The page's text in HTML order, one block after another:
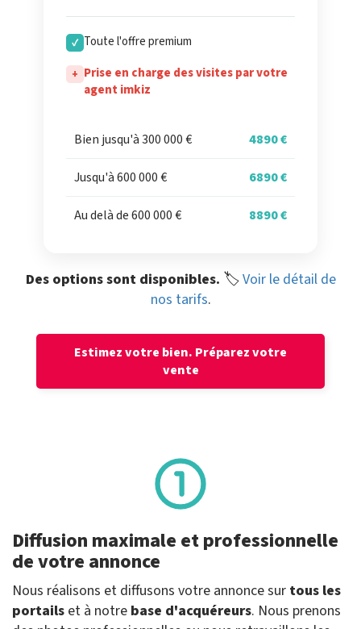
✓ Toute l'offre premium
+ Prise en charge des visites par votre
agent imkiz
Bien jusqu'à 300 000 € 4890 €
Jusqu'à 600 000 € 6890 €
Au delà de 600 000 € 8890 €
Des options sont disponibles. 🏷️Voir le détail de
nos tarifs.
Estimez votre bien. Préparez votre
vente
Diffusion maximale et professionnelle
de votre annonce
Nous réalisons et diffusons votre annonce sur tous les
portails et à notre base d'acquéreurs. Nous prenons